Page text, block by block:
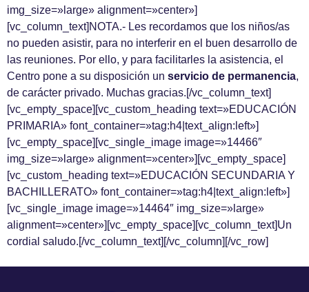
img_size=»large» alignment=»center»]
[vc_column_text]NOTA.- Les recordamos que los niños/as
no pueden asistir, para no interferir en el buen desarrollo de
las reuniones. Por ello, y para facilitarles la asistencia, el
Centro pone a su disposición un servicio de permanencia,
de carácter privado. Muchas gracias.[/vc_column_text]
[vc_empty_space][vc_custom_heading text=»EDUCACIÓN
PRIMARIA» font_container=»tag:h4|text_align:left»]
[vc_empty_space][vc_single_image image=»14466″
img_size=»large» alignment=»center»][vc_empty_space]
[vc_custom_heading text=»EDUCACIÓN SECUNDARIA Y
BACHILLERATO» font_container=»tag:h4|text_align:left»]
[vc_single_image image=»14464″ img_size=»large»
alignment=»center»][vc_empty_space][vc_column_text]Un
cordial saludo.[/vc_column_text][/vc_column][/vc_row]